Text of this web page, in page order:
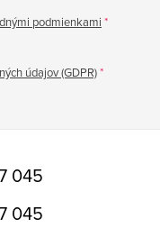
podmienkami
údajov (GDPR)
045
045